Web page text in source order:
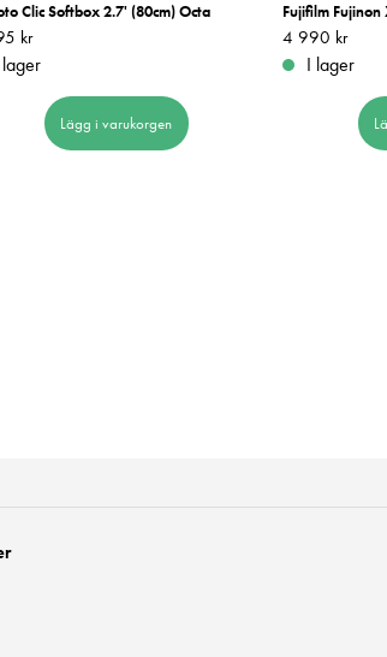
Clic Softbox 2.7' (80cm) Octa
4 595 kr
kr
Lägg i varukorgen
Fujifilm
Pris:4 990 kr
4 990 kr
I lager